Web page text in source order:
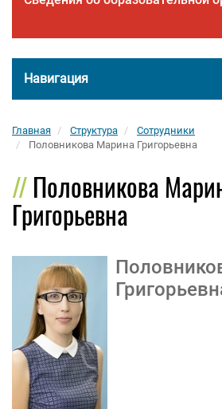
Навигация
Главная Структура
Сотрудники
Половникова Марина Григорьевна
Половникова
Григорьевна